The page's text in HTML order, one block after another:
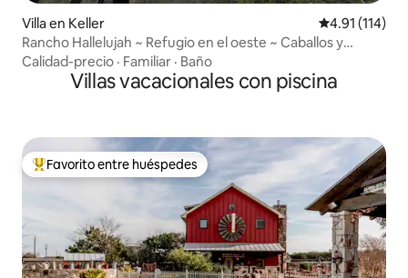
Villa en Keller Calificación
4.91 (114)
Rancho Hallelujah ~ Refugio en el oeste ~ Caballos y
piscina
Calidad-precio · Familiar · Baño
Villas vacacionales con piscina
Favorito entre huéspedes preferido
Favorito entre huéspedes